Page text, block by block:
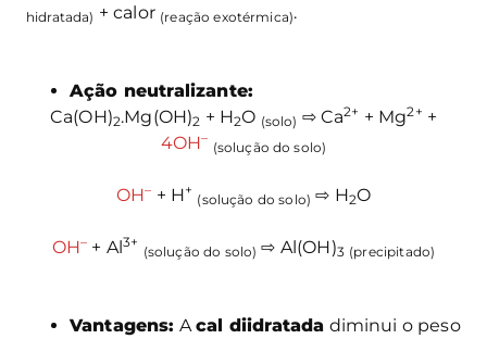
hidratada) + calor (reação exotérmica).
Ação neutralizante:
Ca(OH)2.Mg(OH)2 + H2O (solo) ⇨ Ca2+ + Mg2+ +
4OH–
(solução do solo)
OH– + H+
(solução do solo) ⇨ H2O
OH– + Al3+
(solução do solo) ⇨ Al(OH)3 (precipitado)
Vantagens: Acal diidratada diminui o peso